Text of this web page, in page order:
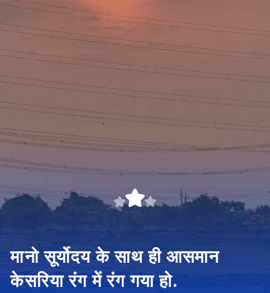
मानो सूर्योदय के साथ ही आसमान
केसरिया रंग में रंग गया हो.